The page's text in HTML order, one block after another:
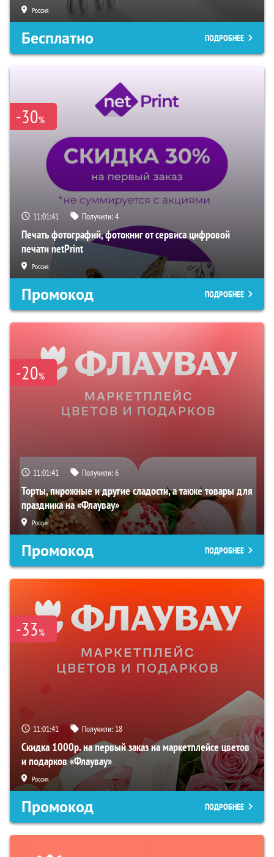
Россия
Бесплатно ПОДРОБНЕЕ
-30%
11:01:40 Получили:4
Печать фотографий, фотокниг от сервиса цифровой
печати netPrint
Россия
Промокод ПОДРОБНЕЕ
-20%
11:01:40 Получили:6
Торты, пирожные и другие сладости, а также товары для
праздника на «Флаувау»
Россия
Промокод ПОДРОБНЕЕ
-33%
11:01:40 Получили: 18
Скидка 1000р. на первый заказ на маркетплейсе цветов
и подарков «Флаувау»
Россия
Промокод ПОДРОБНЕЕ